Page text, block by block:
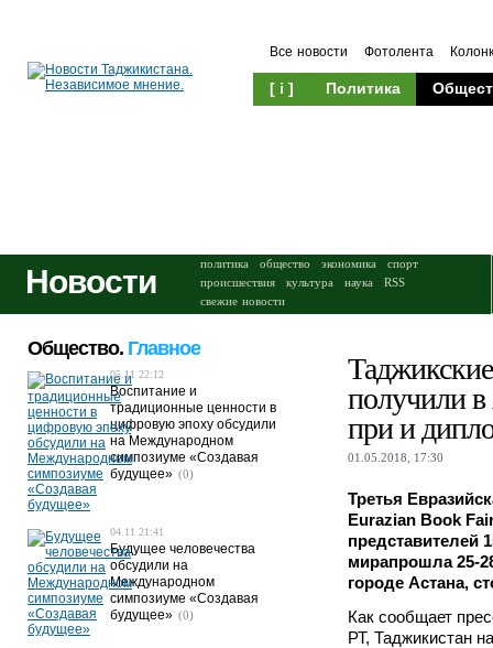
Все новости Фотолента
[ i ] Политика
Новости политика общество экономика
спорт
происшествия
культура наука
RSS
свежие новости
получили в
при и
01.05.2018, 17:30
Третья
Eurazian Book
представителей
мирапрошла 25-
городе Астана,
Как сообщает
РТ, Таджикистан
Общество. Главное
05.11 22:12
Воспитание и
традиционные ценности в
цифровую эпоху обсудили
на Международном
симпозиуме «Создавая
будущее» (0)
04.11 21:41
Будущее человечества
обсудили на
Международном
симпозиуме «Создавая
будущее» (0)